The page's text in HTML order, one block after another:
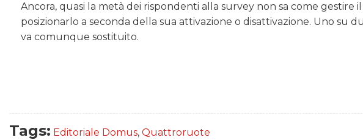
Ancora, quasi la metà dei rispondenti alla survey non sa come gestire
posizionarlo a seconda della sua attivazione o disattivazione. Uno su
va comunque sostituito.
Tags: Editoriale Domus, Quattroruote